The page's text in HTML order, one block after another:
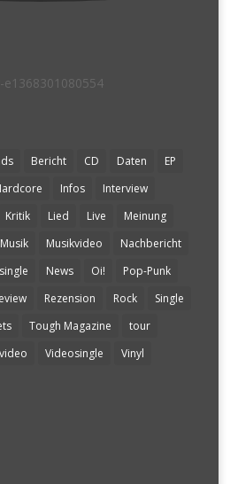
Bericht CD Daten
EP
Infos
Interview
Kritik Lied Live
Meinung
Musik Musikvideo
Nachbericht
News Oi!
Pop-Punk
Rezension Rock
Single
Tough Magazine
tour
video Videosingle
Vinyl